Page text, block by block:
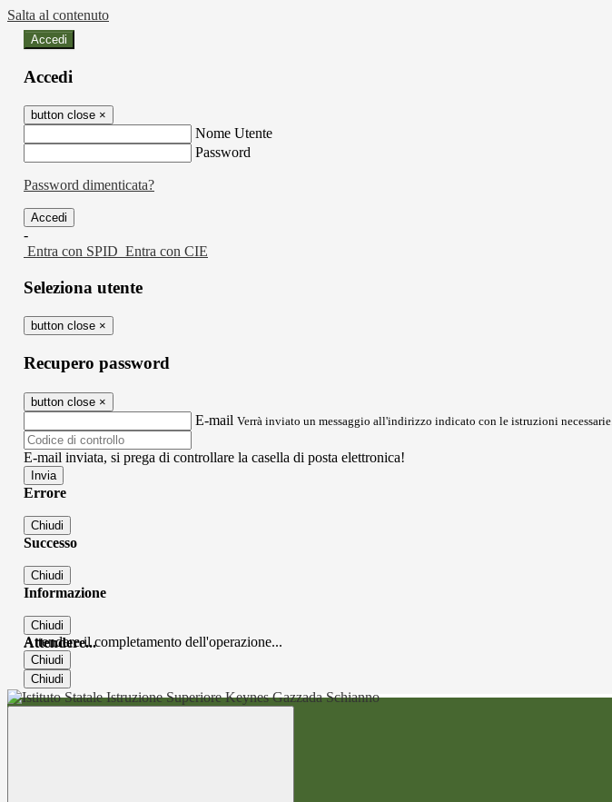
Salta al contenuto
Accedi
Accedi
button close ×
Nome Utente
Password
Password dimenticata?
-
Entra con SPID Entra con CIE
Seleziona utente
button close ×
Recupero password
button close ×
E-mail Verrà inviato un messaggio all'indirizzo indicato con le istruzioni necessarie.
E-mail inviata, si prega di controllare la casella di posta elettronica!
Errore
Chiudi
Successo
Chiudi
Informazione
Chiudi
Attendere...
Attendere il completamento dell'operazione...
Chiudi
Chiudi